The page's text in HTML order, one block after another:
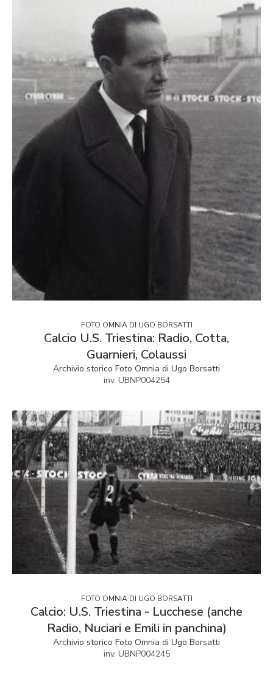
FOTO OMNIA DI UGO BORSATTI
Calcio U.S. Triestina: Radio, Cotta,
Guarnieri, Colaussi
Archivio storico Foto Omnia di Ugo Borsatti
inv. UBNP004254
FOTO OMNIA DI UGO BORSATTI
Calcio: U.S. Triestina - Lucchese (anche
Radio, Nuciari e Emili in panchina)
Archivio storico Foto Omnia di Ugo Borsatti
inv. UBNP004245